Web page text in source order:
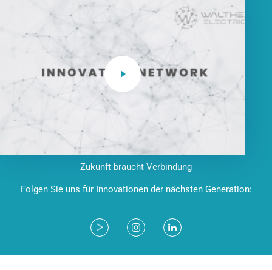
Zukunft braucht Verbindung
Folgen Sie uns für Innovationen der nächsten Generation: